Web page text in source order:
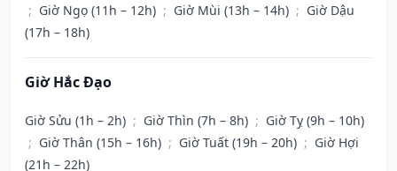
; Giờ Ngọ (11h – 12h) ; Giờ Mùi (13h – 14h) ; Giờ Dậu
(17h – 18h)
Giờ Hắc Đạo
Giờ Sửu (1h – 2h) ; Giờ Thìn (7h – 8h) ; Giờ Tỵ (9h – 10h)
; Giờ Thân (15h – 16h) ; Giờ Tuất (19h – 20h) ; Giờ Hợi
(21h – 22h)